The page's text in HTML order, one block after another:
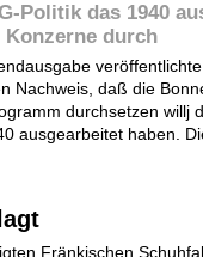
Politik das 1940
durch
Nachweis, daß die
durchsetzen willj
ausgearbeitet haben.
Fränkischen